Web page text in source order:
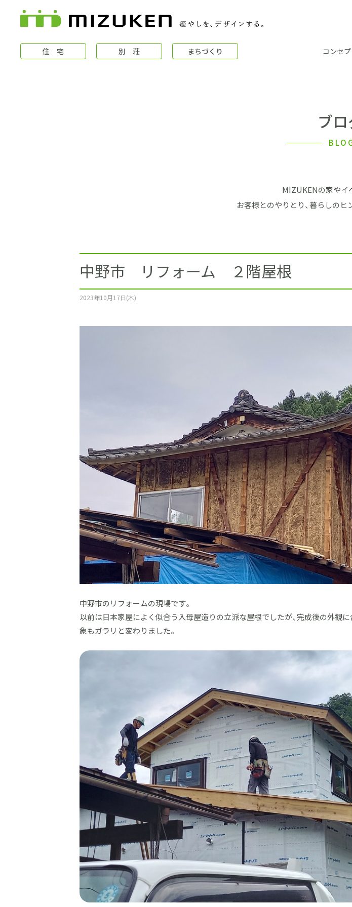
住 宅 別 荘 まちづくり コンセプ
別
土地をお探しの方
ショールーム
ブ
MIZUKENの家やイ
お客様とのやりとり、暮らしのヒ
中野市 リフォーム ２階屋根
2023年10月17日(木)
中野市のリフォームの現場です。
以前は日本家屋によく似合う入母屋造りの立派な屋根でしたが、完成後の外観に
象もガラリと変わりました。